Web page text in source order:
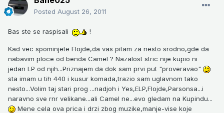
Posted August 26, 2011
Bas ste se raspisali !
Kad vec spominjete Flojde,da vas pitam za nesto srodno,gde da
nabavim ploce od benda Camel ? Nazalost stric nije kupio ni
jedan LP od njih...Priznajem da dok sam prvi put "proveravao"
sta imam u tih 440 i kusur komada,trazio sam uglavnom tako
nesto...Volim taj stari prog ...nadjoh i Yes,ELP,Flojde,Parsonsa...i
naravno sve rnr velikane...ali Camel ne...evo gledam na Kupindu...
Mene cela ova prica i drzi zbog muzike,manje-vise koje